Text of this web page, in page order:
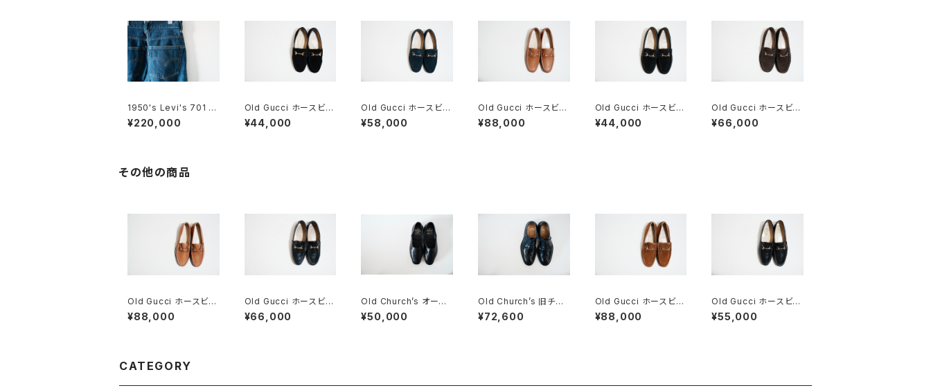
1950's Levi's 701 ビ
ッグE 24×30
¥220,000
Old Gucci ホースビッ
トローファー 6.5B スエ
ードBK
¥44,000
Old Gucci ホースビッ
トローファー 36C Nav
y Suede
¥58,000
Old Gucci ホースビッ
トローファー 38.5C ta
n ほぼDeadstock
¥88,000
Old Gucci ホースビッ
トローファー 37C BK
Suede
¥44,000
Old Gucci ホースビッ
トローファー 35C スエ
ードDB
¥66,000
その他の商品
Old Gucci ホースビッ
トローファー 5.5B Tan
DEADSTOCK
¥88,000
Old Gucci ホースビッ
トローファー 36C NV
¥66,000
Old Church’s オール
ドチャーチ 四都市 ドク
ターシューズ 8.5F
¥50,000
Old Church’s 旧チャ
ーチ 四都市 Grafton
グラフトン 70F
¥72,600
Old Gucci ホースビッ
トローファー 5.5B DEA
DSTOCK Brown Sue
¥88,000
Old Gucci ホースビッ
トローファー 38C BK
¥55,000
CATEGORY